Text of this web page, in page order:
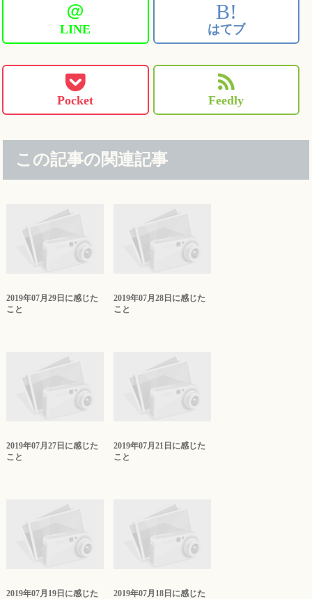
＠
LINE
B!
はてブ
Pocket Feedly
この記事の関連記事
2019年07月29日に感じた
こと
2019年07月28日に感じた
こと
2019年07月27日に感じた
こと
2019年07月21日に感じた
こと
2019年07月19日に感じた
2019年07月18日に感じた